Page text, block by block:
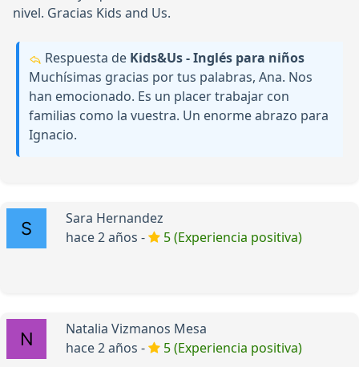
nivel. Gracias Kids and Us.
Respuesta de Kids&Us - Inglés para niños
Muchísimas gracias por tus palabras, Ana. Nos
han emocionado. Es un placer trabajar con
familias como la vuestra. Un enorme abrazo para
Ignacio.
Sara Hernandez
hace 2 años -
5 (Experiencia positiva)
Natalia Vizmanos Mesa
hace 2 años -
5 (Experiencia positiva)